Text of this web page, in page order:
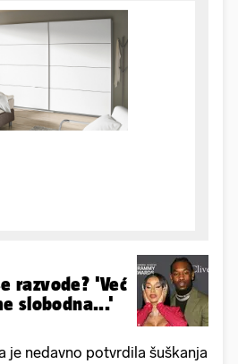
razvode? 'Već
slobodna...'
je nedavno potvrdila šuškanja